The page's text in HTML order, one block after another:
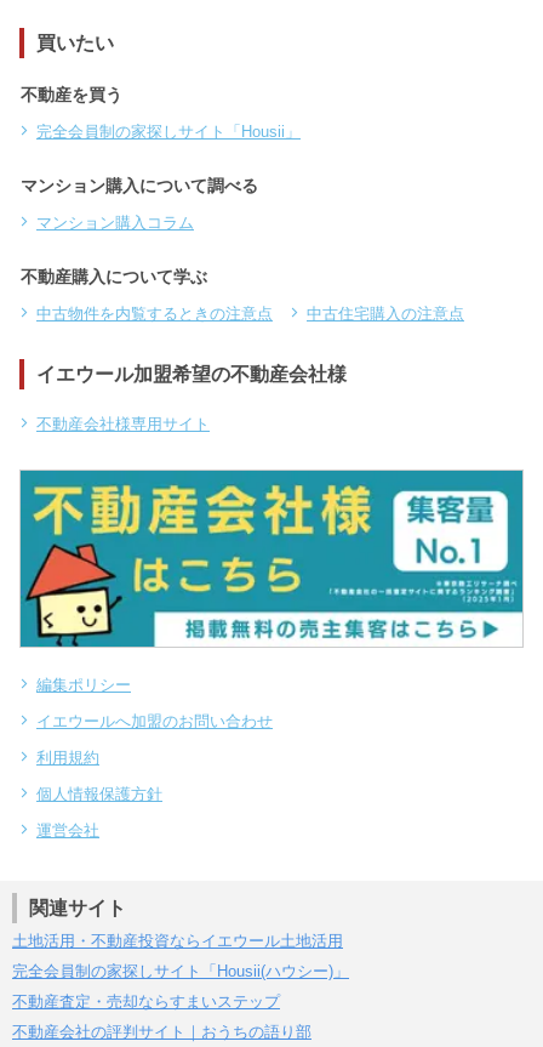
買いたい
不動産を買う
完全会員制の家探しサイト「Housii」
マンション購入について調べる
マンション購入コラム
不動産購入について学ぶ
中古物件を内覧するときの注意点 中古住宅購入の注意点
イエウール加盟希望の不動産会社様
不動産会社様専用サイト
編集ポリシー
イエウールへ加盟のお問い合わせ
利用規約
個人情報保護方針
運営会社
関連サイト
土地活用・不動産投資ならイエウール土地活用
完全会員制の家探しサイト「Housii(ハウシー)」
不動産査定・売却ならすまいステップ
不動産会社の評判サイト｜おうちの語り部